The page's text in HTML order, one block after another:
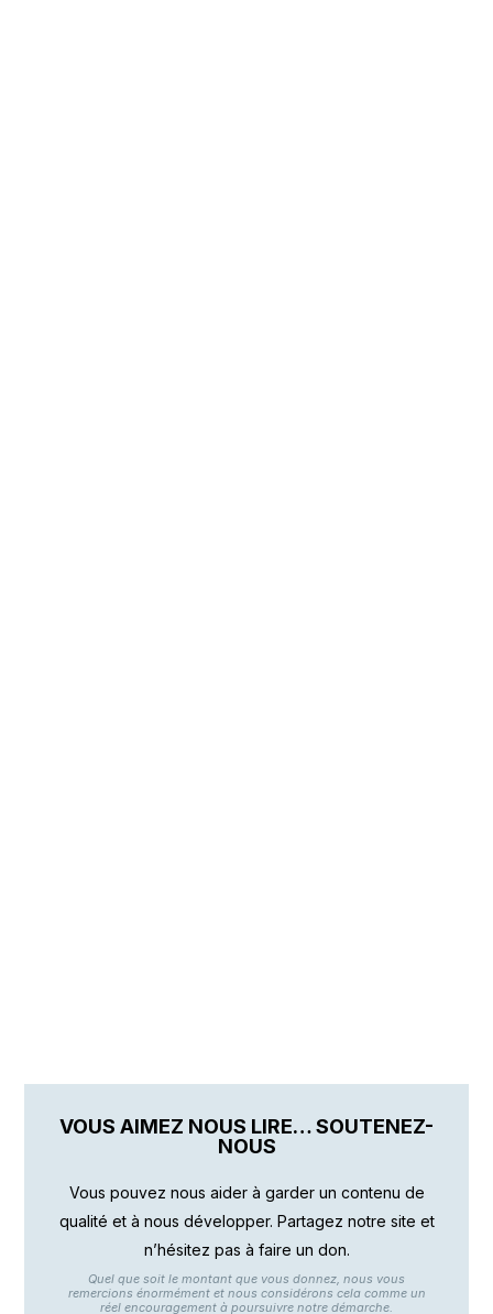
VOUS AIMEZ NOUS LIRE… SOUTENEZ-
NOUS
Vous pouvez nous aider à garder un contenu de
qualité et à nous développer. Partagez notre site et
n’hésitez pas à faire un don.
Quel que soit le montant que vous donnez, nous vous
remercions énormément et nous considérons cela comme un
réel encouragement à poursuivre notre démarche.